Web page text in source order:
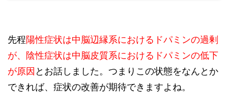
先程陽性症状は中脳辺縁系におけるドパミンの過剰
が、陰性症状は中脳皮質系におけるドパミンの低下
が原因 とお話しました。つまりこの状態をなんとか
できれば、症状の改善が期待できますよね。